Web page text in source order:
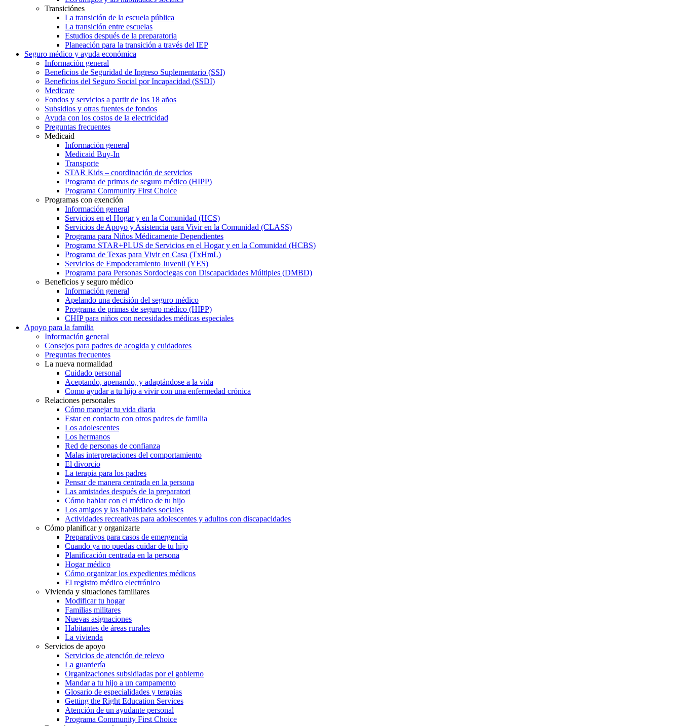
Transiciónes
La transición de la escuela pública
La transición entre escuelas
Estudios después de la preparatoria
Planeación para la transición a través del IEP
Seguro médico y ayuda económica
Información general
Beneficios de Seguridad de Ingreso Suplementario (SSI)
Beneficios del Seguro Social por Incapacidad (SSDI)
Medicare
Fondos y servicios a partir de los 18 años
Subsidios y otras fuentes de fondos
Ayuda con los costos de la electricidad
Preguntas frecuentes
Medicaid
Información general
Medicaid Buy-In
Transporte
STAR Kids – coordinación de servicios
Programa de primas de seguro médico (HIPP)
Programa Community First Choice
Programas con exención
Información general
Servicios en el Hogar y en la Comunidad (HCS)
Servicios de Apoyo y Asistencia para Vivir en la Comunidad (CLASS)
Programa para Niños Médicamente Dependientes
Programa STAR+PLUS de Servicios en el Hogar y en la Comunidad (HCBS)
Programa de Texas para Vivir en Casa (TxHmL)
Servicios de Empoderamiento Juvenil (YES)
Programa para Personas Sordociegas con Discapacidades Múltiples (DMBD)
Beneficios y seguro médico
Información general
Apelando una decisión del seguro médico
Programa de primas de seguro médico (HIPP)
CHIP para niños con necesidades médicas especiales
Apoyo para la familia
Información general
Consejos para padres de acogida y cuidadores
Preguntas frecuentes
La nueva normalidad
Cuidado personal
Aceptando, apenando, y adaptándose a la vida
Como ayudar a tu hijo a vivir con una enfermedad crónica
Relaciones personales
Cómo manejar tu vida diaria
Estar en contacto con otros padres de familia
Los adolescentes
Los hermanos
Red de personas de confianza
Malas interpretaciones del comportamiento
El divorcio
La terapia para los padres
Pensar de manera centrada en la persona
Las amistades después de la preparatori
Cómo hablar con el médico de tu hijo
Los amigos y las habilidades sociales
Actividades recreativas para adolescentes y adultos con discapacidades
Cómo planificar y organizarte
Preparativos para casos de emergencia
Cuando ya no puedas cuidar de tu hijo
Planificación centrada en la persona
Hogar médico
Cómo organizar los expedientes médicos
El registro médico electrónico
Vivienda y situaciones familiares
Modificar tu hogar
Familias militares
Nuevas asignaciones
Habitantes de áreas rurales
La vivienda
Servicios de apoyo
Servicios de atención de relevo
La guardería
Organizaciones subsidiadas por el gobierno
Mandar a tu hijo a un campamento
Glosario de especialidades y terapias
Getting the Right Education Services
Atención de un ayudante personal
Programa Community First Choice